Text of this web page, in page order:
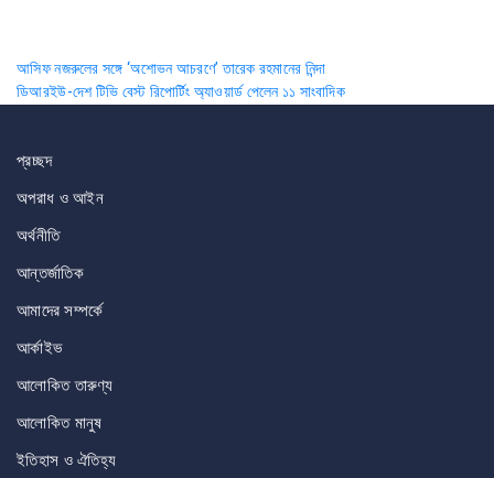
Post
navigation
আসিফ নজরুলের সঙ্গে ‘অশোভন আচরণে’ তারেক রহমানের নিন্দা
ডিআরইউ-দেশ টিভি বেস্ট রিপোর্টিং অ্যাওয়ার্ড পেলেন ১১ সাংবাদিক
প্রচ্ছদ
অপরাধ ও আইন
অর্থনীতি
আন্তর্জাতিক
আমাদের সম্পর্কে
আর্কাইভ
আলোকিত তারুণ্য
আলোকিত মানুষ
ইতিহাস ও ঐতিহ্য